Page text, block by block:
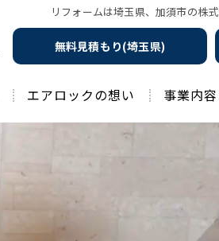
リフォームは埼玉県、加須市の株
無料見積もり(埼玉県)
エアロックの想い 事業内容